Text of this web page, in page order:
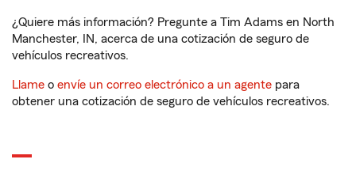
¿Quiere más información? Pregunte a Tim Adams en North
Manchester, IN, acerca de una cotización de seguro de
vehículos recreativos.
Llame o envíe un correo electrónico a un agente para
obtener una cotización de seguro de vehículos recreativos.